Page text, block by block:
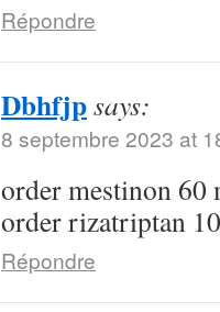
Répondre
Dbhfjpsays:
8 septembre 2023 at
order mestinon 60
order rizatriptan
Répondre